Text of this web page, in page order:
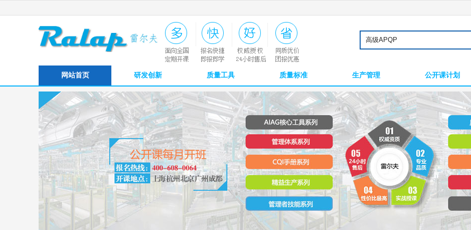
网站首页 研发创新 质量工具 质量标准 生产管理 公开课计划